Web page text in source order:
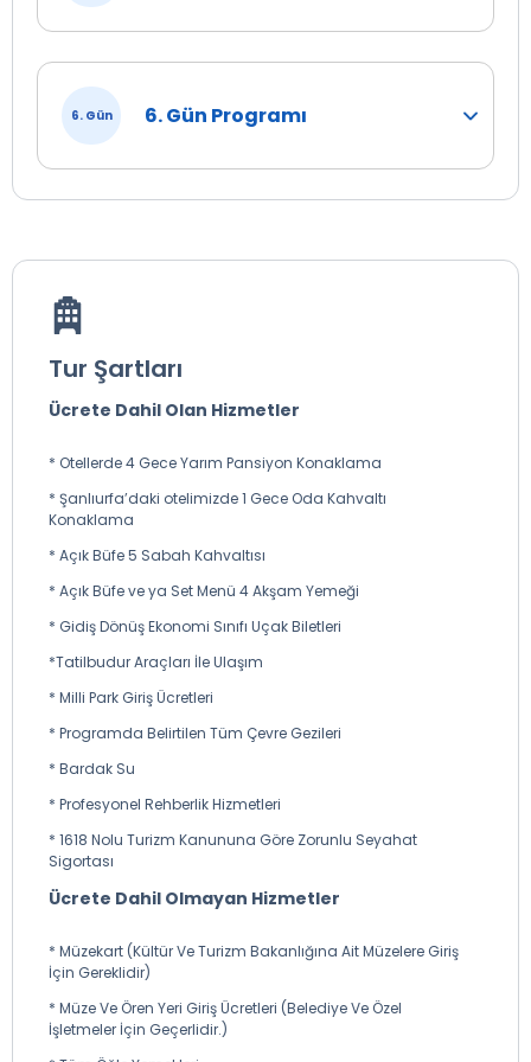
fotoğraf çekilip haklarında bilgiler alacağımız kısa
molamızın ardından Van’ın bir başka önemli el sanatı
ediyoruz.
*Sabah Kahvaltısı: Uygun Bir Tesiste Alınacaktır. (Ekstra)
*Öğle Yemeği: Uygun Bir Tesiste Alınacaktır. (Ekstra)
dâhildir.
*Konaklama: Van Şehir Otelleri vb.
*Güzergâh: Havalimanı – Van 10 KM
6. Gün 6. Gün Programı
Tur Şartları
Ücrete Dahil Olan Hizmetler
* Otellerde 4 Gece Yarım Pansiyon Konaklama
* Şanlıurfa’daki otelimizde 1 Gece Oda Kahvaltı
Konaklama
* Açık Büfe 5 Sabah Kahvaltısı
* Açık Büfe ve ya Set Menü 4 Akşam Yemeği
* Gidiş Dönüş Ekonomi Sınıfı Uçak Biletleri
*Tatilbudur Araçları İle Ulaşım
* Milli Park Giriş Ücretleri
* Programda Belirtilen Tüm Çevre Gezileri
* Bardak Su
* Profesyonel Rehberlik Hizmetleri
* 1618 Nolu Turizm Kanununa Göre Zorunlu Seyahat
Sigortası
Ücrete Dahil Olmayan Hizmetler
* Müzekart (Kültür Ve Turizm Bakanlığına Ait Müzelere Giriş
İçin Gereklidir)
* Müze Ve Ören Yeri Giriş Ücretleri (Belediye Ve Özel
İşletmeler İçin Geçerlidir.)